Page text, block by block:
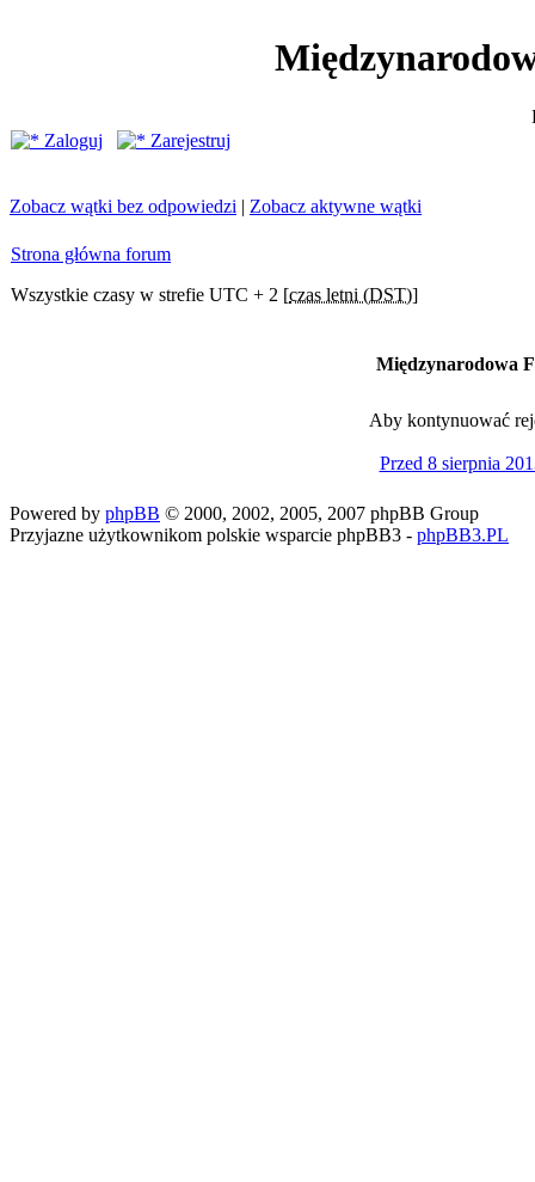
Zaloguj
Zarejestruj
Zobacz wątki bez odpowiedzi | Zobacz aktywne wątki
Strona główna forum
Wszystkie czasy w strefie UTC + 2 [czas letni (DST)]
Międzynarodowa
Aby kontynuować
Przed 8 sierpnia
Powered by phpBB © 2000, 2002, 2005, 2007 phpBB Group
Przyjazne użytkownikom polskie wsparcie phpBB3 - phpBB3.PL